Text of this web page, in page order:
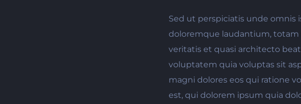
Sed ut perspiciatis unde
doloremque laudantium, totam
veritatis et quasi architecto
voluptatem quia voluptas sit
magni dolores eos qui ratione
est, qui dolorem ipsum quia